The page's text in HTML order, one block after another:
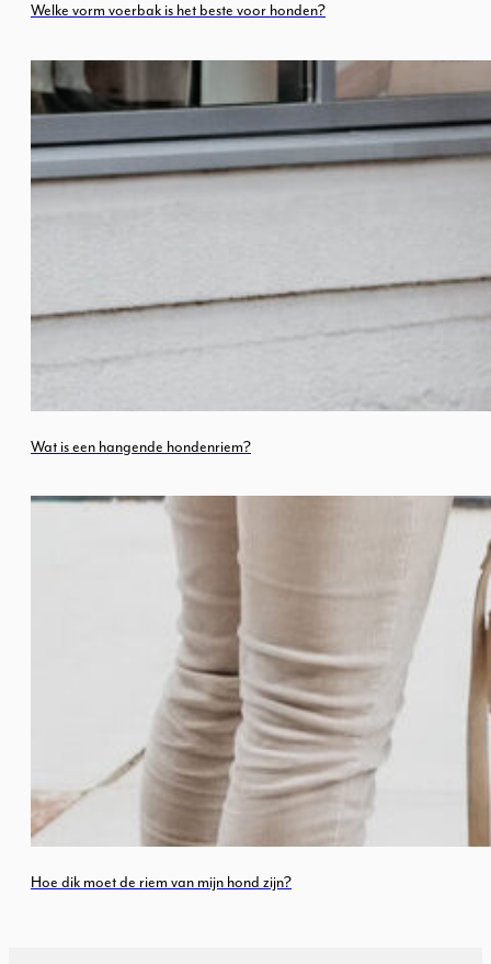
Welke vorm voerbak is het beste voor honden?
Wat is een hangende hondenriem?
Hoe dik moet de riem van mijn hond zijn?